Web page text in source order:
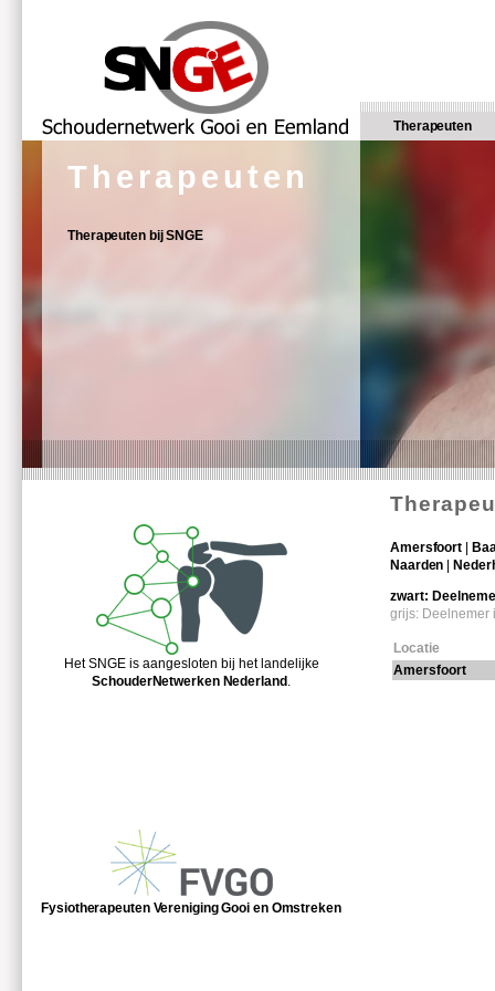
Therapeuten
Therapeuten
Therapeuten bij SNGE
Het SNGE is aangesloten bij het landelijke
SchouderNetwerken Nederland .
Fysiotherapeuten Vereniging Gooi en Omstreken
Amersfoort |
Naarden |
zwart:
grijs: Deelnemer
Locatie
Amersfoort